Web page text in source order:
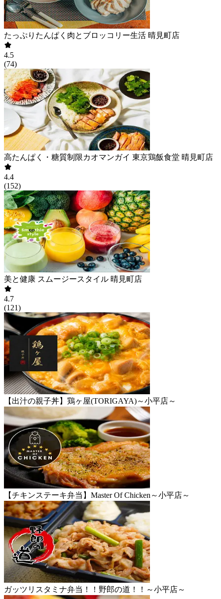
たっぷりたんぱく肉とブロッコリー生活 晴見町店
4.5
(74)
高たんぱく・糖質制限カオマンガイ 東京鶏飯食堂 晴見町店
4.4
(152)
美と健康 スムージースタイル 晴見町店
4.7
(121)
【出汁の親子丼】鶏ヶ屋(TORIGAYA)～小平店～
【チキンステーキ弁当】Master Of Chicken～小平店～
ガッツリスタミナ弁当！！野郎の道！！～小平店～